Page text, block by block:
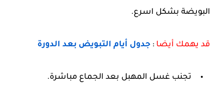
البويضة بشكل اسرع.
قد يهمك أيضا : جدول أيام التبويض بعد الدورة
تجنب غسل المهبل بعد الجماع مباشرة.